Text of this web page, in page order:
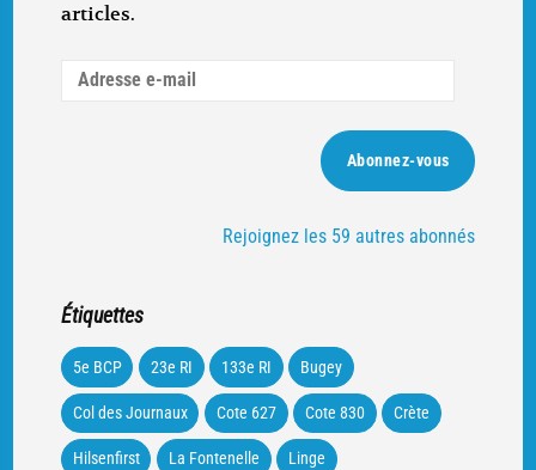
articles.
Adresse
Abonnez-vous
Rejoignez les 59 autres abonnés
Étiquettes
5e BCP 23e RI 133e RI Bugey
Col des Journaux Cote 627 Cote 830 Crète
Hilsenfirst La Fontenelle Linge